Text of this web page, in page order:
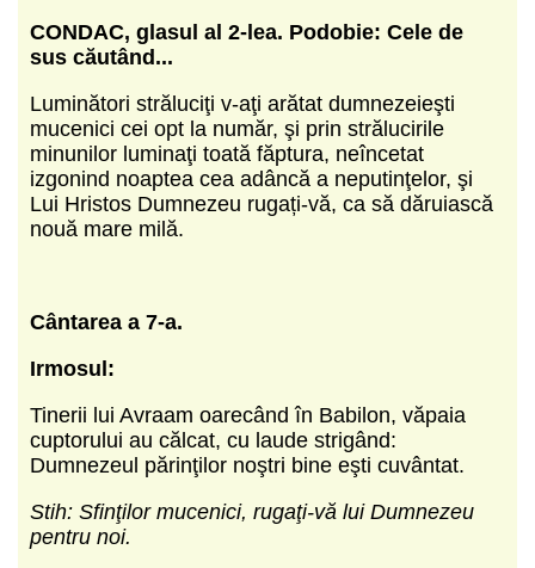
CONDAC, glasul al 2-lea. Podobie: Cele de
sus căutând...
Luminători străluciţi v-aţi arătat dumnezeieşti
mucenici cei opt la număr, şi prin strălucirile
minunilor luminaţi toată făptura, neîncetat
izgonind noaptea cea adâncă a neputinţelor, şi
Lui Hristos Dumnezeu rugați-vă, ca să dăruiască
nouă mare milă.
Cântarea a 7-a.
Irmosul:
Tinerii lui Avraam oarecând în Babilon, văpaia
cuptorului au călcat, cu laude strigând:
Dumnezeul părinţilor noştri bine eşti cuvântat.
Stih: Sfinţilor mucenici, rugaţi-vă lui Dumnezeu
pentru noi.